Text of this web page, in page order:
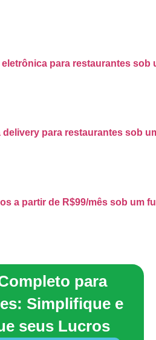
para
Simplifique e
seus Lucros